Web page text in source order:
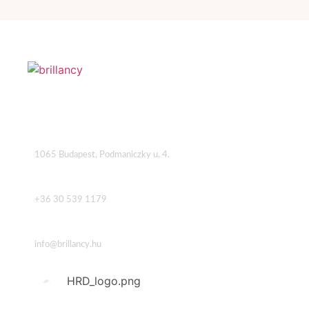
1065 Budapest, Podmaniczky u. 4.
+36 30 539 1179
info@brillancy.hu